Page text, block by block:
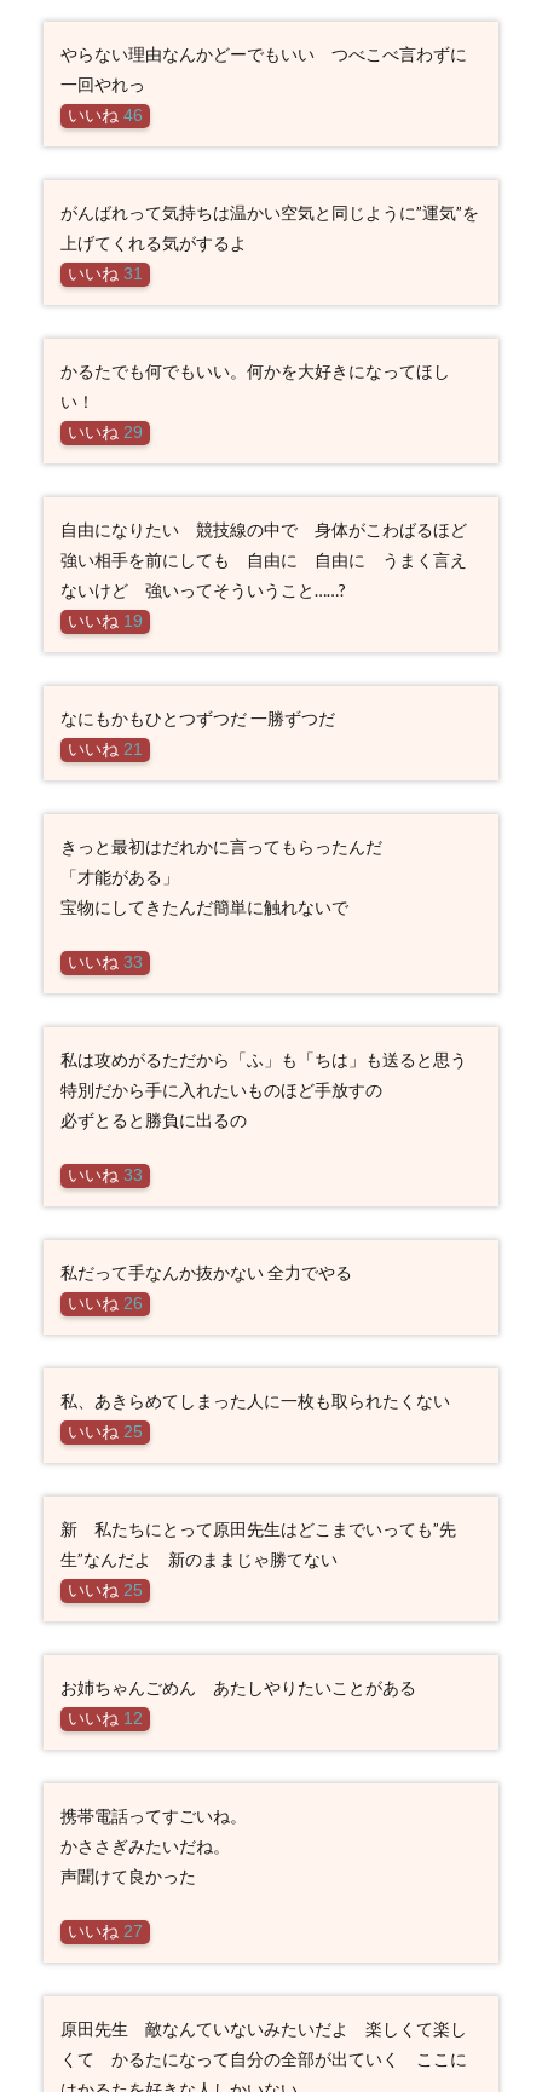
やらない理由なんかどーでもいい つべこべ言わずに
一回やれっ
いいね 46
がんばれって気持ちは温かい空気と同じように”運気”を
上げてくれる気がするよ
いいね 31
かるたでも何でもいい。何かを大好きになってほし
い！
いいね 29
自由になりたい 競技線の中で 身体がこわばるほど
強い相手を前にしても 自由に 自由に うまく言え
ないけど 強いってそういうこと……?
いいね 19
なにもかもひとつずつだ 一勝ずつだ
いいね 21
きっと最初はだれかに言ってもらったんだ
「才能がある」
宝物にしてきたんだ簡単に触れないで
いいね 33
私は攻めがるただから「ふ」も「ちは」も送ると思う
特別だから手に入れたいものほど手放すの
必ずとると勝負に出るの
いいね 33
私だって手なんか抜かない 全力でやる
いいね 26
私、あきらめてしまった人に一枚も取られたくない
いいね 25
新 私たちにとって原田先生はどこまでいっても”先
生”なんだよ 新のままじゃ勝てない
いいね 25
お姉ちゃんごめん あたしやりたいことがある
いいね 12
携帯電話ってすごいね。
かささぎみたいだね。
声聞けて良かった
いいね 27
原田先生 敵なんていないみたいだよ 楽しくて楽し
くて かるたになって自分の全部が出ていく ここに